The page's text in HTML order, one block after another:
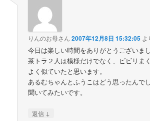
りんのお母さん 2007年12月8日 15:32:05 よ
今日は楽しい時間をありがとうございまし
茶トラ２人は模様だけでなく、ビビリま
よく似ていたと思います。
あるむちゃんとふうこはどう思ったんでし
聞いてみたいです。
返信 ↓